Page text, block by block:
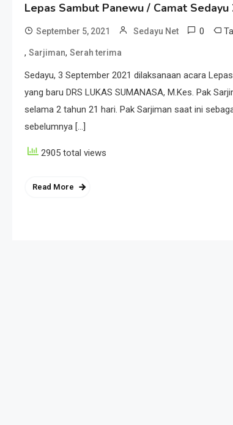
Lepas Sambut Panewu / Camat Sedayu
September 5, 2021 Sedayu Net 0
, Sarjiman, Serah terima
Sedayu, 3 September 2021 dilaksanaan acara
yang baru DRS LUKAS SUMANASA, M.Kes. Pak
selama 2 tahun 21 hari. Pak Sarjiman saat ini
sebelumnya […]
2905 total views
Read More